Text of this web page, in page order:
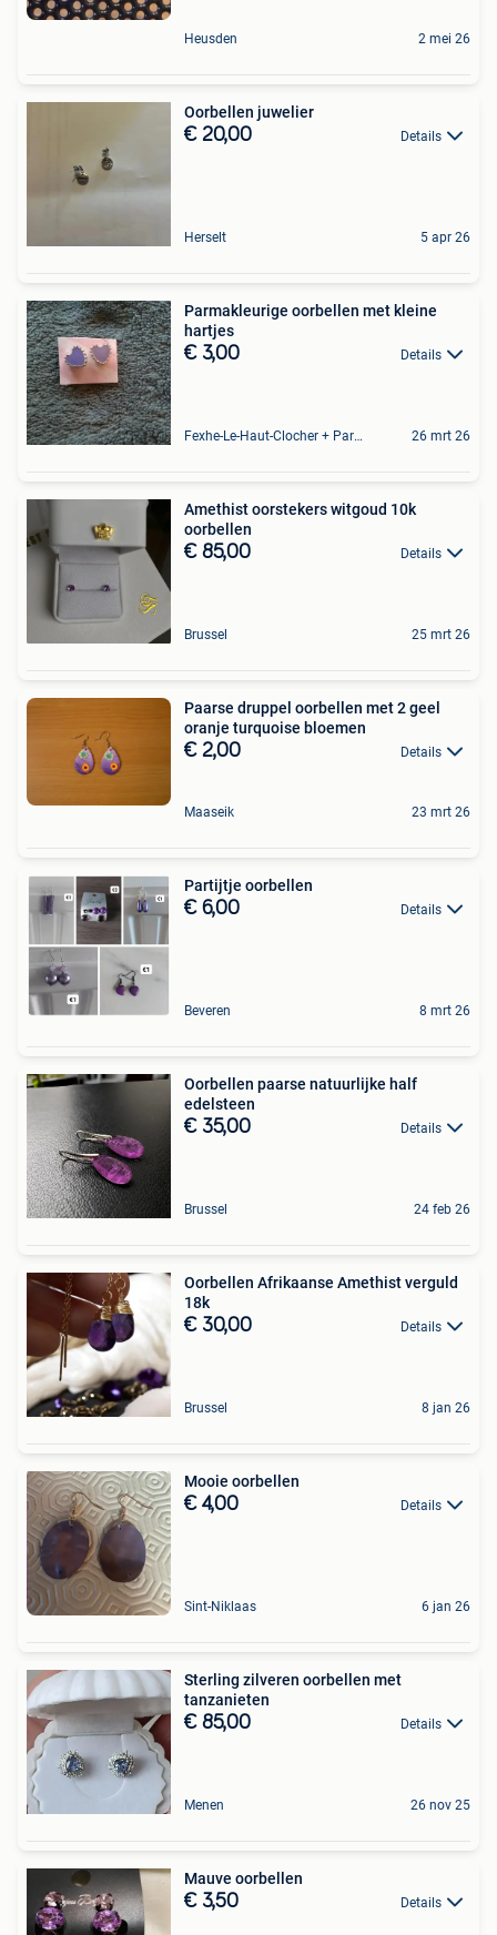
Heusden 2 mei 26
Oorbellen juwelier
€ 20,00 Details
Herselt 5 apr 26
Parmakleurige oorbellen met kleine
hartjes
€ 3,00 Details
Fexhe-Le-Haut-Clocher + Partie De Momalle 26 mrt 26
Amethist oorstekers witgoud 10k
oorbellen
€ 85,00 Details
Brussel 25 mrt 26
Paarse druppel oorbellen met 2 geel
oranje turquoise bloemen
€ 2,00 Details
Maaseik 23 mrt 26
Partijtje oorbellen
€ 6,00 Details
Beveren 8 mrt 26
Oorbellen paarse natuurlijke half
edelsteen
€ 35,00 Details
Brussel 24 feb 26
Oorbellen Afrikaanse Amethist verguld
18k
€ 30,00 Details
Brussel 8 jan 26
Mooie oorbellen
€ 4,00 Details
Sint-Niklaas 6 jan 26
Sterling zilveren oorbellen met
tanzanieten
€ 85,00 Details
Menen 26 nov 25
Mauve oorbellen
€ 3,50 Details